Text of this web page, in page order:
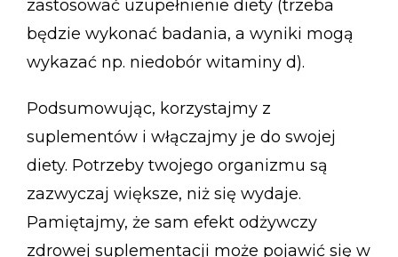
zastosować uzupełnienie diety (trzeba
będzie wykonać badania, a wyniki mogą
wykazać np. niedobór witaminy d).
Podsumowując, korzystajmy z
suplementów i włączajmy je do swojej
diety. Potrzeby twojego organizmu są
zazwyczaj większe, niż się wydaje.
Pamiętajmy, że sam efekt odżywczy
zdrowej suplementacji może pojawić się w